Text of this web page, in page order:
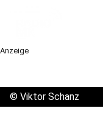
Anzeige
© Viktor Schanz